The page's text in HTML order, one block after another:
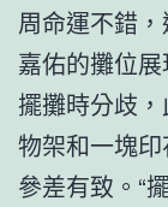
周命運不錯，
嘉佑的攤位
擺攤時分歧
物架和一塊
參差有致。“